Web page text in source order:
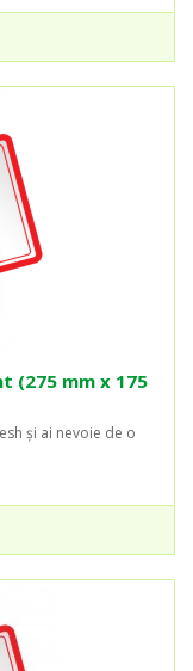
(275 mm x 175
și ai nevoie de o